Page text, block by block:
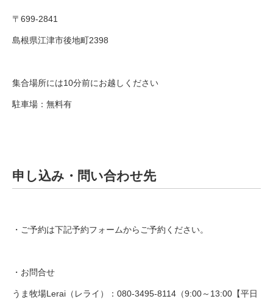
〒699-2841
島根県江津市後地町2398
集合場所には10分前にお越しください
駐車場：無料有
申し込み・問い合わせ先
・ご予約は下記予約フォームからご予約ください。
・お問合せ
うま牧場Lerai（レライ）：080-3495-8114（9:00～13:00【平日